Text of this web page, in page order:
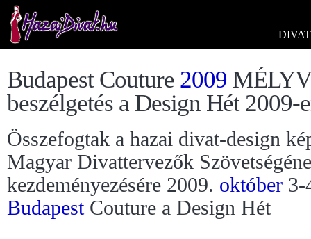
DIVAT
Budapest Couture 2009
beszélgetés a Design Hét 2009-
Összefogtak a hazai divat-design
Magyar Divattervezők
kezdeményezésére 2009. október 3-
BudapestCouture a Design Hét